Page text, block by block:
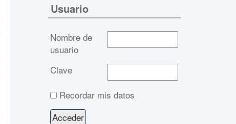
Usuario
Nombre de
usuario
Clave
Recordar mis datos